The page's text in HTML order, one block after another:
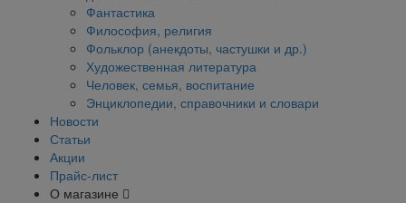
Фантастика
Философия, религия
Фольклор (анекдоты, частушки и др.)
Художественная литература
Человек, семья, воспитание
Энциклопедии, справочники и словари
Новости
Статьи
Акции
Прайс-лист
О магазине